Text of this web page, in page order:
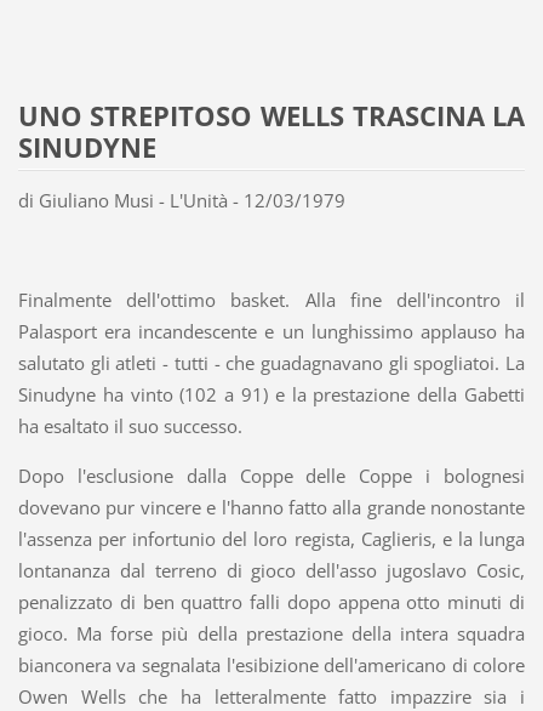
UNO STREPITOSO WELLS TRASCINA LA
SINUDYNE
di Giuliano Musi - L'Unità - 12/03/1979
Finalmente dell'ottimo basket. Alla fine dell'incontro il
Palasport era incandescente e un lunghissimo applauso ha
salutato gli atleti - tutti - che guadagnavano gli spogliatoi. La
Sinudyne ha vinto (102 a 91) e la prestazione della Gabetti
ha esaltato il suo successo.
Dopo l'esclusione dalla Coppe delle Coppe i bolognesi
dovevano pur vincere e l'hanno fatto alla grande nonostante
l'assenza per infortunio del loro regista, Caglieris, e la lunga
lontananza dal terreno di gioco dell'asso jugoslavo Cosic,
penalizzato di ben quattro falli dopo appena otto minuti di
gioco. Ma forse più della prestazione della intera squadra
bianconera va segnalata l'esibizione dell'americano di colore
Owen Wells che ha letteralmente fatto impazzire sia i